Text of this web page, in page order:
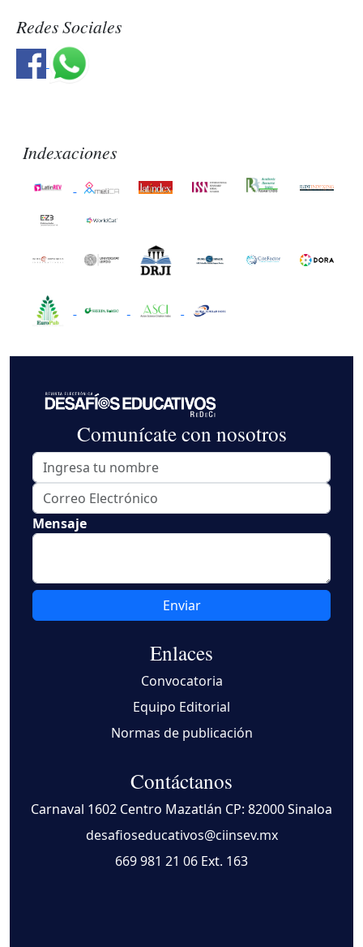
Redes Sociales
Indexaciones
Enlaces
Convocatoria
Equipo Editorial
Normas de publicación
Contáctanos
Carnaval 1602 Centro Mazatlán CP: 82000 Sinaloa
desafioseducativos@ciinsev.mx
669 981 21 06 Ext. 163
Comunícate con nosotros
Mensaje
Enviar